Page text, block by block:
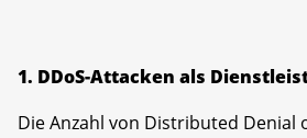
1. DDoS-Attacken als
Die Anzahl von Distributed Denial